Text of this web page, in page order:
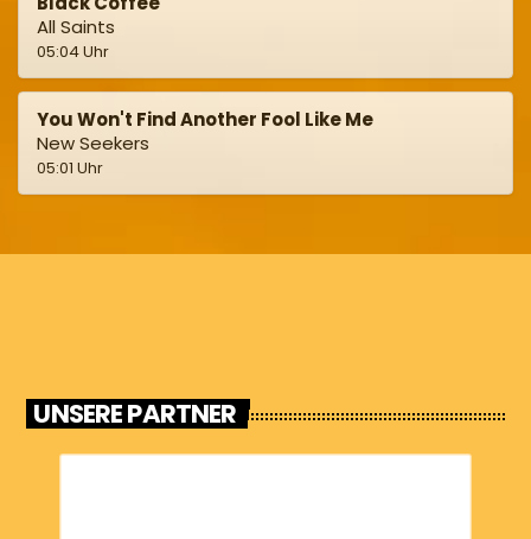
All Saints
05:04 Uhr
You Won't Find Another Fool Like Me
New Seekers
05:01 Uhr
UNSERE PARTNER